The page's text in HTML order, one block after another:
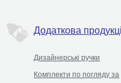
Додаткова
Дизайнерські ручки
Комплекти по погляду за